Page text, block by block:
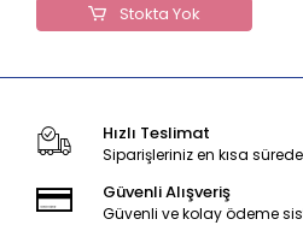
Stokta Yok
Hızlı Teslimat
Siparişleriniz en kısa
Güvenli Alışveriş
Güvenli ve kolay ödeme